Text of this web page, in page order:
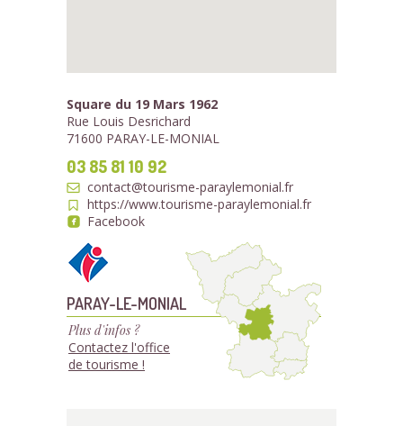
Square du 19 Mars 1962
Rue Louis Desrichard
71600 PARAY-LE-MONIAL
03 85 81 10 92
contact@tourisme-paraylemonial.fr
https://www.tourisme-paraylemonial.fr
Facebook
PARAY-LE-MONIAL
Plus d'infos ?
Contactez l'office
de tourisme !